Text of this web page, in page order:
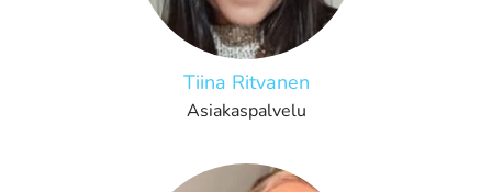
Tiina Ritvanen
Asiakaspalvelu